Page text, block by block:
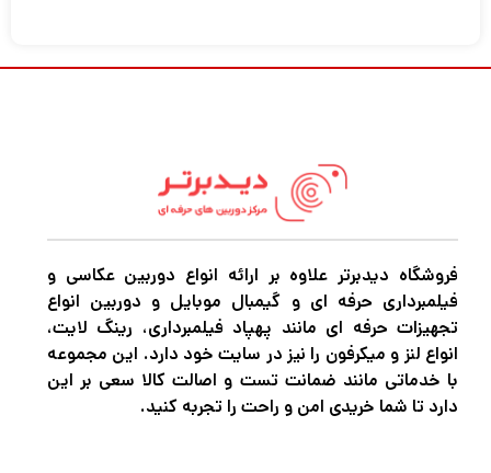
مرکزی سریع و فشار آن را کاملاً برافراشته کرد.
پایه‌های 4 بخش هر کدام دارای پخش مستقل و
همچنین قفل های پیچشی برای استقرار سریع.
هنگامی که ستون وسط و پایه ها جمع شوند، سه
پایه 18.8 اینچ می شود. روکش‌های پلیمری روی
دو پایه، در حین حرکت سه‌پایه، چسبندگی امن و
راحت را فراهم می‌کنند و پایه‌های لاستیکی به
افزایش پایداری در سطوح مختلف کمک می‌کنند.
فروشگاه دیدبرتر علاوه بر ارائه انواع دوربین عکاسی و
فیلمبرداری حرفه ای و گیمبال موبایل و دوربین انواع
تجهیزات حرفه ای مانند پهپاد فیلمبرداری، رینگ لایت،
انواع لنز و میکرفون را نیز در سایت خود دارد. این مجموعه
با خدماتی مانند ضمانت تست و اصالت کالا سعی بر این
دارد تا شما خریدی امن و راحت را تجربه کنید.